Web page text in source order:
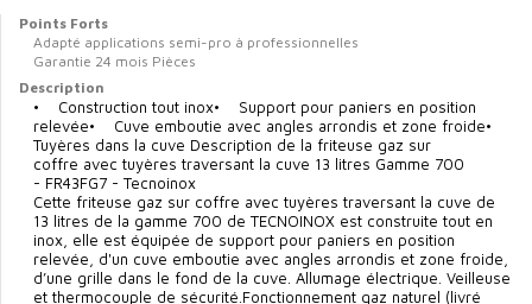
Points Forts
Adapté applications semi-pro à professionnelles
Garantie 24 mois Pièces
Description
• Construction tout inox• Support pour paniers en position
relevée• Cuve emboutie avec angles arrondis et zone froide•
Tuyères dans la cuve Description de la friteuse gaz sur
coffre avec tuyères traversant la cuve 13 litres Gamme 700
- FR43FG7 - Tecnoinox
Cette friteuse gaz sur coffre avec tuyères traversant la cuve de
13 litres de la gamme 700 de TECNOINOX est construite tout en
inox, elle est équipée de support pour paniers en position
relevée, d'un cuve emboutie avec angles arrondis et zone froide,
d’une grille dans le fond de la cuve. Allumage électrique. Veilleuse
et thermocouple de sécurité.Fonctionnement gaz naturel (livré